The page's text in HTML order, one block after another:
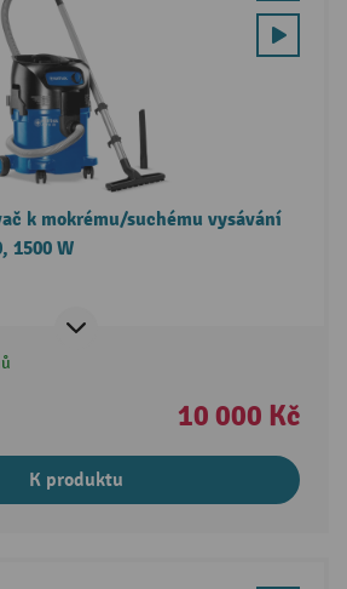
k mokrému/suchému vysávání
1500 W
10 000 Kč
K produktu